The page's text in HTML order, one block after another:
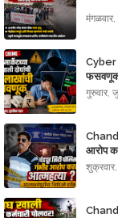
Cyber
गुरुवार,
आरोप